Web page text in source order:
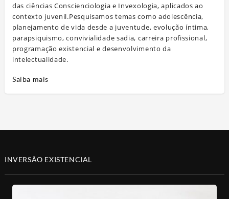
das ciências Conscienciologia e Invexologia, aplicados ao
contexto juvenil.Pesquisamos temas como adolescência,
planejamento de vida desde a juventude, evolução íntima,
parapsiquismo, convivialidade sadia, carreira profissional,
programação existencial e desenvolvimento da
intelectualidade.
Saiba mais
INVERSÃO EXISTENCIAL